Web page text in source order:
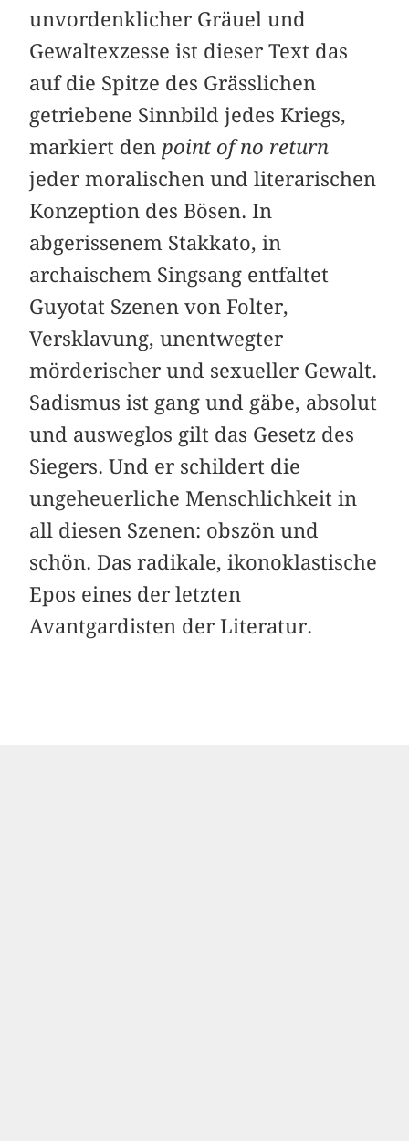
unvordenklicher Gräuel und
Gewalt­exzesse ist dieser Text das
auf die Spitze des Grässlichen
getriebene Sinnbild jedes Kriegs,
markiert den point of no return
jeder moralischen und literarischen
Konzeption des Bösen. In
abgerissenem Stakkato, in
archaischem Singsang entfaltet
Guyotat Szenen von Folter,
Versklavung, unentwegter
mörderischer und sexueller Gewalt.
Sadismus ist gang und gäbe, absolut
und ausweglos gilt das Gesetz des
Siegers. Und er schildert die
ungeheuerliche Menschlichkeit in
all diesen Szenen: obszön und
schön. Das radikale, ikonoklastische
Epos eines der letzten
Avantgardisten der Literatur.